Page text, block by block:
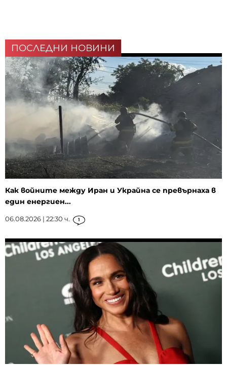
ПОСЛЕДНИ НОВИНИ
Как войните между Иран и Украйна се превърнаха в
един енергиен...
06.08.2026 | 22:30 ч. 1